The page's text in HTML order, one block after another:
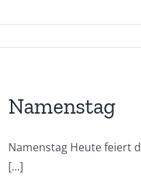
Namenstag
Namenstag Heute feiert
[...]